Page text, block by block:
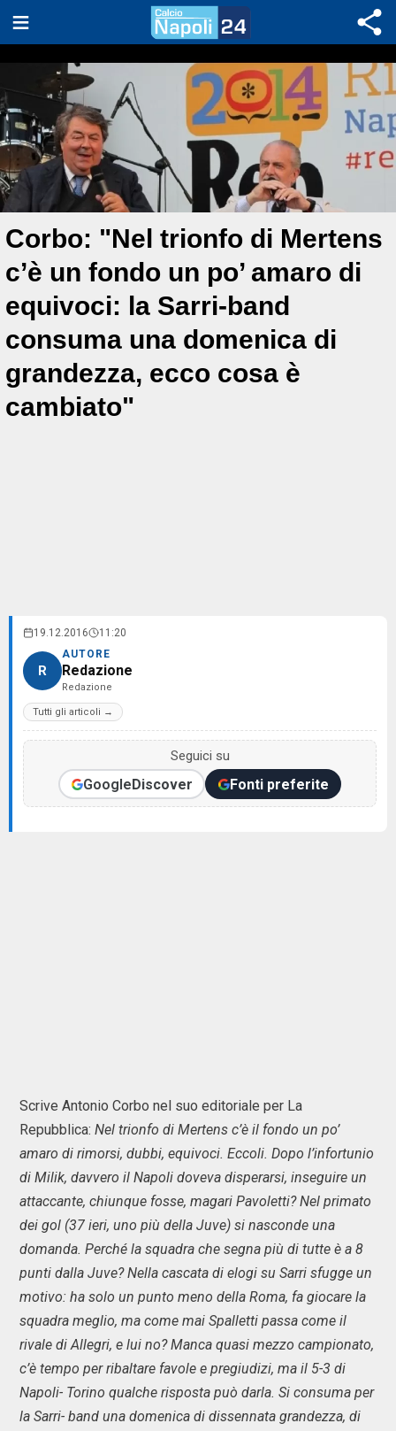
Corbo: "Nel trionfo di Mertens
c’è un fondo un po’ amaro di
equivoci: la Sarri-band
consuma una domenica di
grandezza, ecco cosa è
cambiato"
19.12.2016 11:20
R
AUTORE
Redazione
Redazione
Tutti gli articoli →
Seguici su
GoogleDiscover Fonti preferite
Scrive Antonio Corbo nel suo editoriale per La
Repubblica: Nel trionfo di Mertens c’è il fondo un po’
amaro di rimorsi, dubbi, equivoci. Eccoli. Dopo l’infortunio
di Milik, davvero il Napoli doveva disperarsi, inseguire un
attaccante, chiunque fosse, magari Pavoletti? Nel primato
dei gol (37 ieri, uno più della Juve) si nasconde una
domanda. Perché la squadra che segna più di tutte è a 8
punti dalla Juve? Nella cascata di elogi su Sarri sfugge un
motivo: ha solo un punto meno della Roma, fa giocare la
squadra meglio, ma come mai Spalletti passa come il
rivale di Allegri, e lui no? Manca quasi mezzo campionato,
c’è tempo per ribaltare favole e pregiudizi, ma il 5-3 di
Napoli- Torino qualche risposta può darla. Si consuma per
la Sarri- band una domenica di dissennata grandezza, di